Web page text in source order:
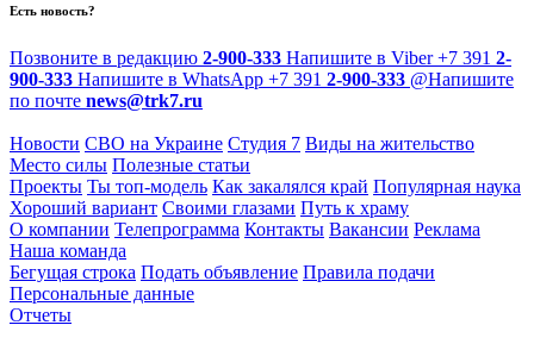
Есть новость?
Позвоните в редакцию 2-900-333 Напишите в Viber +7 391 2-
900-333 Напишите в WhatsApp +7 391 2-900-333 @Напишите
по почте news@trk7.ru
Новости СВО на Украине Студия 7 Виды на жительство
Место силы Полезные статьи
Проекты Ты топ-модель Как закалялся край Популярная наука
Хороший вариант Своими глазами Путь к храму
О компании Телепрограмма Контакты Вакансии Реклама
Наша команда
Бегущая строка Подать объявление Правила подачи
Персональные данные
Отчеты